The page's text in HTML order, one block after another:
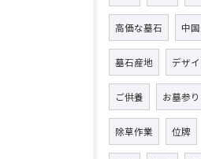
高価な墓石 中
墓石産地 デザ
ご供養 お墓参り
除草作業 位牌